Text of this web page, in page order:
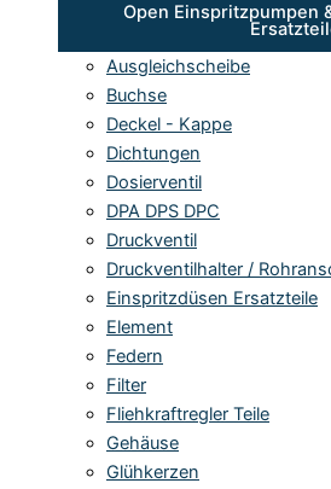
Open Einspritzpumpen
Ausgleichscheibe
Buchse
Deckel - Kappe
Dichtungen
Dosierventil
DPA DPS DPC
Druckventil
Druckventilhalter /
Einspritzdüsen Ersatzteile
Element
Federn
Filter
Fliehkraftregler Teile
Gehäuse
Glühkerzen